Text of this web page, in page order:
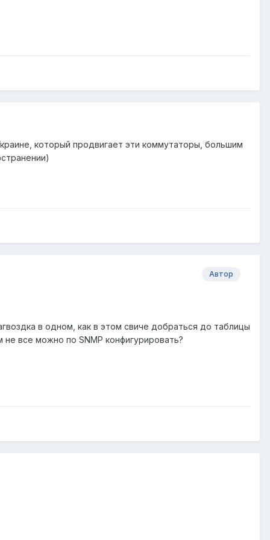
который продвигает эти коммутаторы, большим
Автор
в одном, как в этом свиче добраться до таблицы
все можно по SNMP конфигурировать?